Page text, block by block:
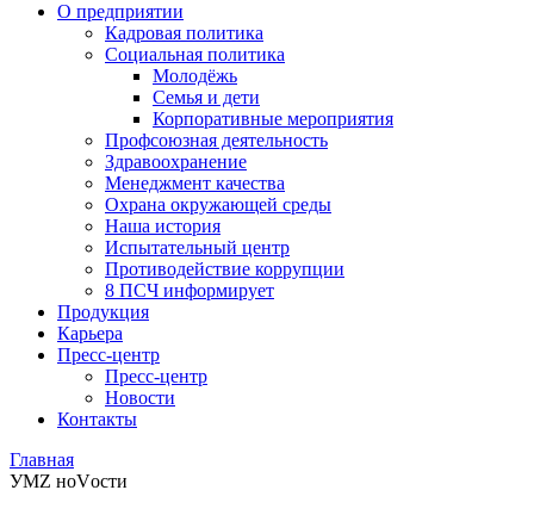
О предприятии
Кадровая политика
Социальная политика
Молодёжь
Семья и дети
Корпоративные мероприятия
Профсоюзная деятельность
Здравоохранение
Менеджмент качества
Охрана окружающей среды
Наша история
Испытательный центр
Противодействие коррупции
8 ПСЧ информирует
Продукция
Карьера
Пресс-центр
Пресс-центр
Новости
Контакты
Главная
УМZ ноVости